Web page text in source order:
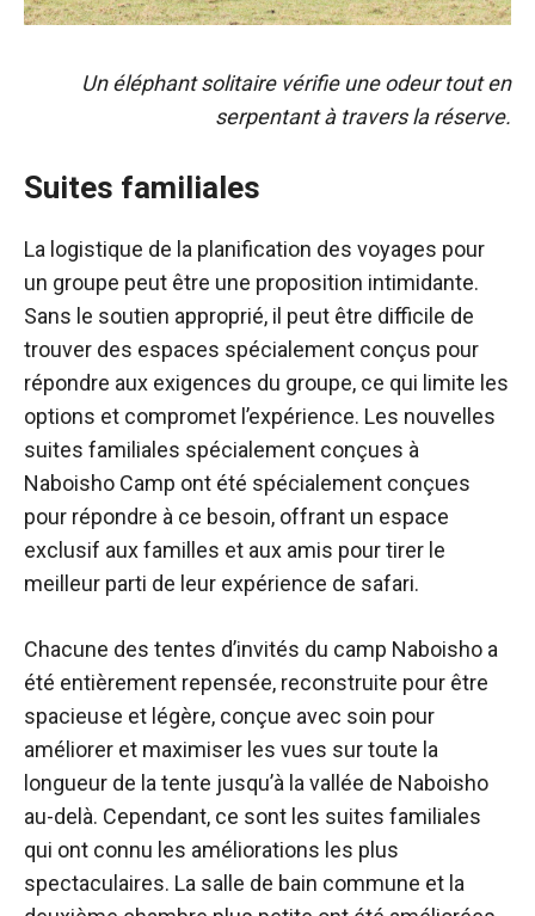
Un éléphant solitaire vérifie une odeur tout en
serpentant à travers la réserve.
Suites familiales
La logistique de la planification des voyages pour
un groupe peut être une proposition intimidante.
Sans le soutien approprié, il peut être difficile de
trouver des espaces spécialement conçus pour
répondre aux exigences du groupe, ce qui limite les
options et compromet l’expérience. Les nouvelles
suites familiales spécialement conçues à
Naboisho Camp ont été spécialement conçues
pour répondre à ce besoin, offrant un espace
exclusif aux familles et aux amis pour tirer le
meilleur parti de leur expérience de safari.
Chacune des tentes d’invités du camp Naboisho a
été entièrement repensée, reconstruite pour être
spacieuse et légère, conçue avec soin pour
améliorer et maximiser les vues sur toute la
longueur de la tente jusqu’à la vallée de Naboisho
au-delà. Cependant, ce sont les suites familiales
qui ont connu les améliorations les plus
spectaculaires. La salle de bain commune et la